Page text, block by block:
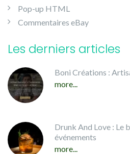
Pop-up HTML
Commentaires eBay
Les derniers articles
Boni Créations :
more...
Drunk And Love : Le
événements
more...